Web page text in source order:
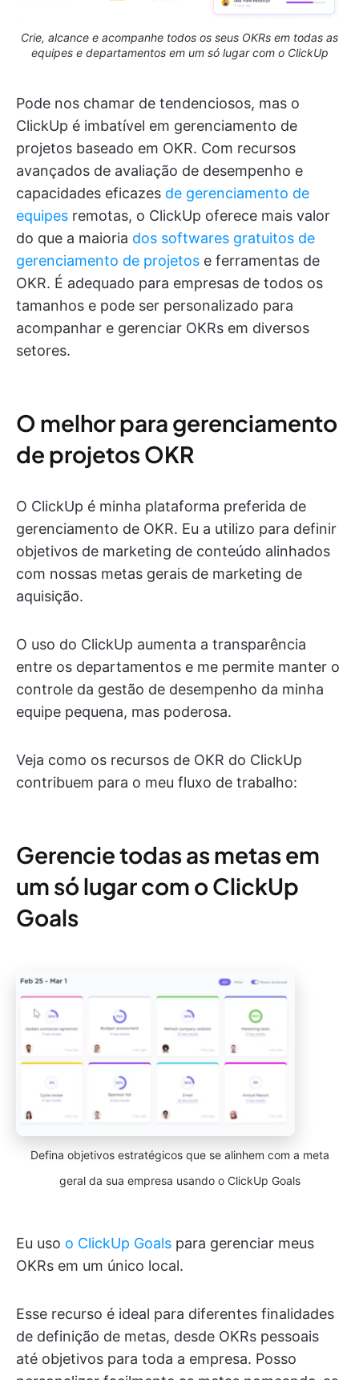
Crie, alcance e acompanhe todos os seus OKRs em todas as
equipes e departamentos em um só lugar com o ClickUp
Pode nos chamar de tendenciosos, mas o
ClickUp é imbatível em gerenciamento de
projetos baseado em OKR. Com recursos
avançados de avaliação de desempenho e
capacidades eficazes de gerenciamento de
equipes remotas, o ClickUp oferece mais valor
do que a maioria dos softwares gratuitos de
gerenciamento de projetos e ferramentas de
OKR. É adequado para empresas de todos os
tamanhos e pode ser personalizado para
acompanhar e gerenciar OKRs em diversos
setores.
O melhor para gerenciamento
de projetos OKR
O ClickUp é minha plataforma preferida de
gerenciamento de OKR. Eu a utilizo para definir
objetivos de marketing de conteúdo alinhados
com nossas metas gerais de marketing de
aquisição.
O uso do ClickUp aumenta a transparência
entre os departamentos e me permite manter o
controle da gestão de desempenho da minha
equipe pequena, mas poderosa.
Veja como os recursos de OKR do ClickUp
contribuem para o meu fluxo de trabalho:
Gerencie todas as metas em
um só lugar com o ClickUp
Goals
Defina objetivos estratégicos que se alinhem com a meta
geral da sua empresa usando o ClickUp Goals
Eu uso o ClickUp Goals para gerenciar meus
OKRs em um único local.
Esse recurso é ideal para diferentes finalidades
de definição de metas, desde OKRs pessoais
até objetivos para toda a empresa. Posso